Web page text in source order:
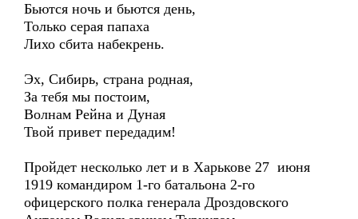
Бьются ночь и бьются день,
Только серая папаха
Лихо сбита набекрень.
Эх, Сибирь, страна родная,
За тебя мы постоим,
Волнам Рейна и Дуная
Твой привет передадим!
Пройдет несколько лет и в Харькове 27 июня
1919 командиром 1-го батальона 2-го
офицерского полка генерала Дроздовского